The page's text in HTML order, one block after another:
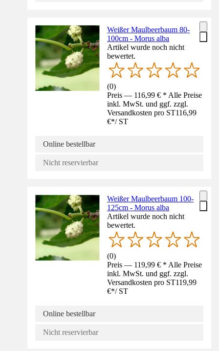
Weißer Maulbeerbaum 80-
100cm - Morus alba
Artikel wurde noch nicht
bewertet.
(0)
Preis — 116,99 € * Alle Preise
inkl. MwSt. und ggf. zzgl.
Versandkosten pro ST116,99
€*/ ST
Online bestellbar
Nicht reservierbar
Weißer Maulbeerbaum 100-
125cm - Morus alba
Artikel wurde noch nicht
bewertet.
(0)
Preis — 119,99 € * Alle Preise
inkl. MwSt. und ggf. zzgl.
Versandkosten pro ST119,99
€*/ ST
Online bestellbar
Nicht reservierbar